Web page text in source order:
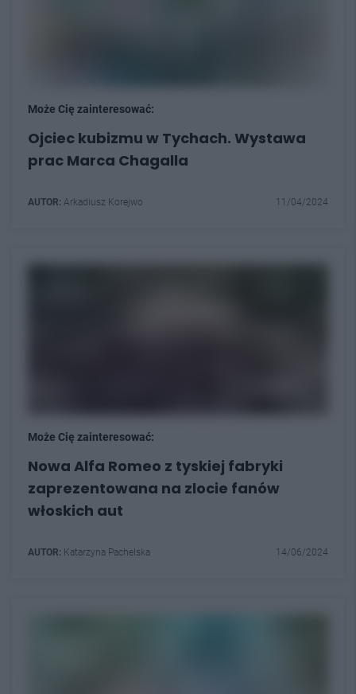
Może Cię zainteresować:
Ojciec kubizmu w Tychach. Wystawa
prac Marca Chagalla
AUTOR: Arkadiusz Korejwo 11/04/2024
Może Cię zainteresować:
Nowa Alfa Romeo z tyskiej fabryki
zaprezentowana na zlocie fanów
włoskich aut
AUTOR: Katarzyna Pachelska 14/06/2024